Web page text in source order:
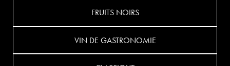
FRUITS NOIRS
VIN DE GASTRONOMIE